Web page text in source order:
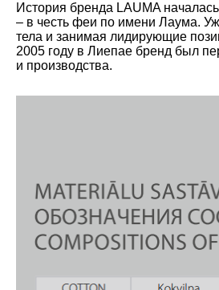
История бренда LAUMA
– в честь феи по имени Лаума.
тела и занимая лидирующие
2005 году в Лиепае бренд был
и производства.